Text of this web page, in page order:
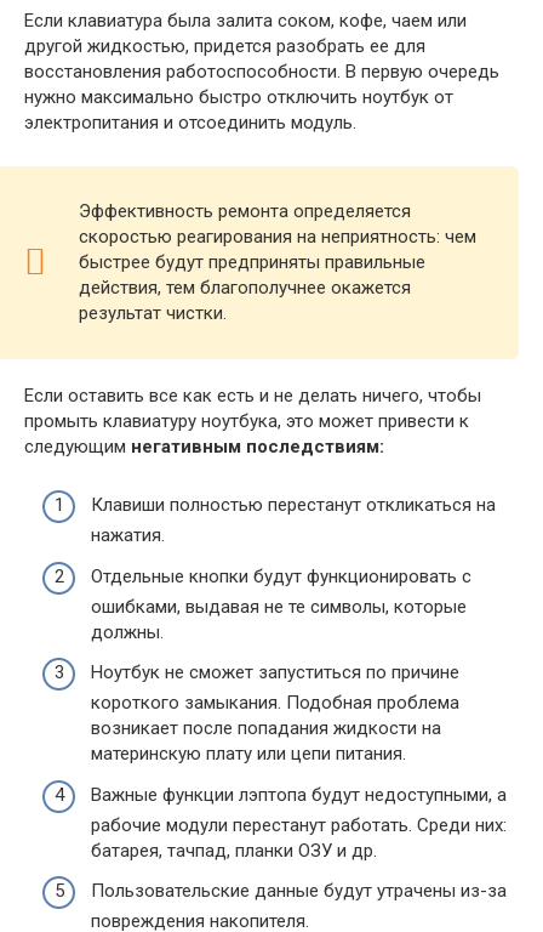
Если клавиатура была залита соком, кофе, чаем или
другой жидкостью, придется разобрать ее для
восстановления работоспособности. В первую очередь
нужно максимально быстро отключить ноутбук от
электропитания и отсоединить модуль.
Эффективность ремонта определяется
скоростью реагирования на неприятность: чем
быстрее будут предприняты правильные
действия, тем благополучнее окажется
результат чистки.
Если оставить все как есть и не делать ничего, чтобы
промыть клавиатуру ноутбука, это может привести к
следующим негативным последствиям:
Клавиши полностью перестанут откликаться на
нажатия.
Отдельные кнопки будут функционировать с
ошибками, выдавая не те символы, которые
должны.
Ноутбук не сможет запуститься по причине
короткого замыкания. Подобная проблема
возникает после попадания жидкости на
материнскую плату или цепи питания.
Важные функции лэптопа будут недоступными, а
рабочие модули перестанут работать. Среди них:
батарея, тачпад, планки ОЗУ и др.
Пользовательские данные будут утрачены из-за
повреждения накопителя.